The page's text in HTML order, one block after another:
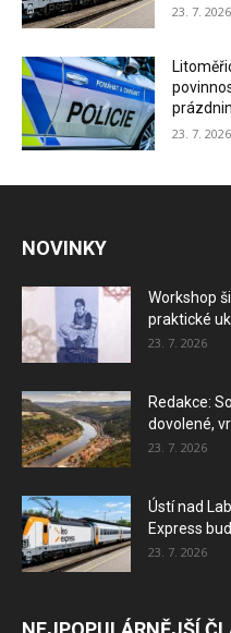
23. 7. 2026
23. 7. 2026
NOVINKY
Workshop
praktické
23. 7. 2026
Redakce:
dovolené,
23. 7. 2026
Ústí nad
Express
23. 7. 2026